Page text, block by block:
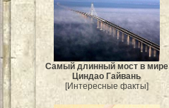
Самый длинный мост в мире
Циндао Гайвань
[Интересные факты]